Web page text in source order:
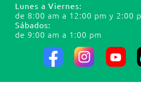
Lunes a Viernes:
de 8:00 am a 12:00 pm y 2:00
Sábados:
de 9:00 am a 1:00 pm